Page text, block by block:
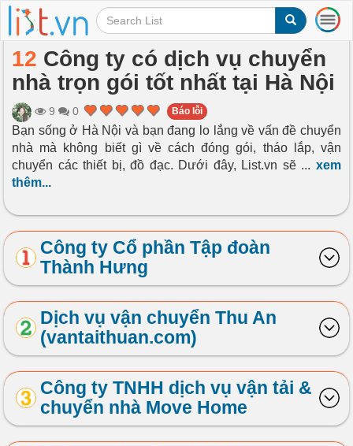
T
o
g
e
g
i
o
n
12 Công ty có dịch vụ chuyển
nhà trọn gói tốt nhất tại Hà Nội
9 0 Báo lỗi
Bạn sống ở Hà Nội và bạn đang lo lắng về vấn đề chuyển
nhà mà không biết gì về cách đóng gói, tháo lắp, vận
chuyển các thiết bị, đồ đạc. Dưới đây, List.vn sẽ ...xem
thêm...
Công ty Cổ phần Tập đoàn
Thành Hưng
Dịch vụ vận chuyển Thu An
(vantaithuan.com)
Công ty TNHH dịch vụ vận tải &
chuyển nhà Move Home